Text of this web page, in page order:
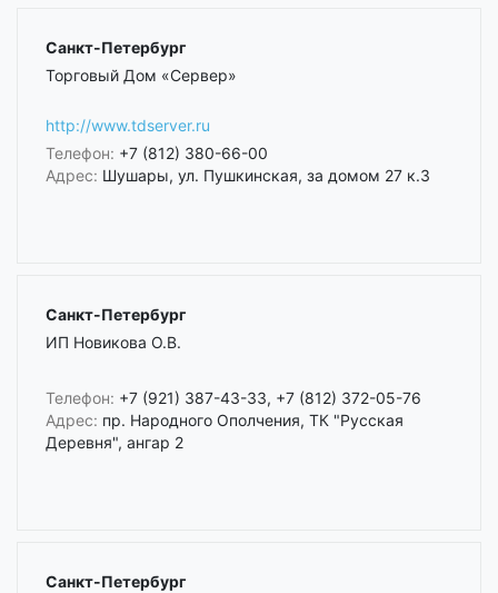
Санкт-Петербург
Торговый Дом «Сервер»
http://www.tdserver.ru
Телефон: +7 (812) 380-66-00
Адрес: Шушары, ул. Пушкинская, за домом 27 к.3
Санкт-Петербург
ИП Новикова О.В.
Телефон: +7 (921) 387-43-33, +7 (812) 372-05-76
Адрес: пр. Народного Ополчения, ТК "Русская
Деревня", ангар 2
Санкт-Петербург